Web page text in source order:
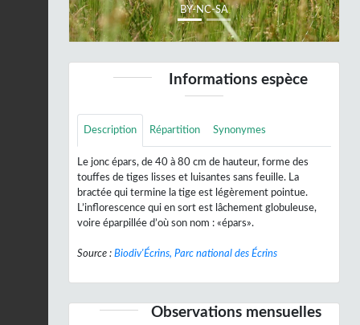
BY-NC-SA
Informations espèce
Description Répartition Synonymes
Le jonc épars, de 40 à 80 cm de hauteur, forme des
touffes de tiges lisses et luisantes sans feuille. La
bractée qui termine la tige est légèrement pointue.
L’inflorescence qui en sort est lâchement globuleuse,
voire éparpillée d’où son nom : «épars».
Source : Biodiv'Écrins, Parc national des Écrins
Observations mensuelles